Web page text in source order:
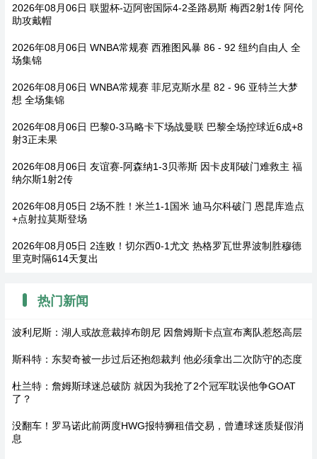
2026年08月06日 联盟杯-迈阿密国际4-2圣路易斯 梅西2射1传 阿伦
助攻戴帽
2026年08月06日 WNBA常规赛 西雅图风暴 86 - 92 纽约自由人 全
场集锦
2026年08月06日 WNBA常规赛 菲尼克斯水星 82 - 96 亚特兰大梦
想 全场集锦
2026年08月06日 巴黎0-3马略卡下场战曼联 巴黎全场控球近6成+8
射3正未果
2026年08月06日 友谊赛-阿森纳1-3贝蒂斯 因卡皮耶破门难救主 福
纳尔斯1射2传
2026年08月05日 2场不胜！米兰1-1国米 迪马尔科破门 恩昆库造点
+点射拉莫斯登场
2026年08月05日 2连败！切尔西0-1尤文 热格罗瓦世界波制胜穆德
里克时隔614天复出
热门新闻
波利尼斯：湖人或故意裁掉布朗尼 因詹姆斯卡点宣布离队惹怒高层
斯科特：东契奇被一步过后还抱怨裁判 他必须拿出二次防守的态度
杜兰特：詹姆斯球迷总破防 就因为我抢了2个冠军耽误他争GOAT
了？
没翻车！罗马诺此前两度HWG报特狮租借交易，曾遭球迷质疑假消
息